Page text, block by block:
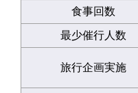
食事回数
最少催行人数
旅行企画実施